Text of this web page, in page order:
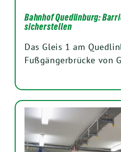
Bahnhof Quedlinburg:
sicherstellen
Das Gleis 1 am
Fußgängerbrücke von